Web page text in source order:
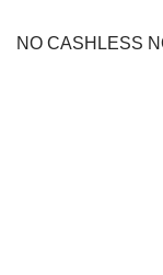
NO CASHLESS